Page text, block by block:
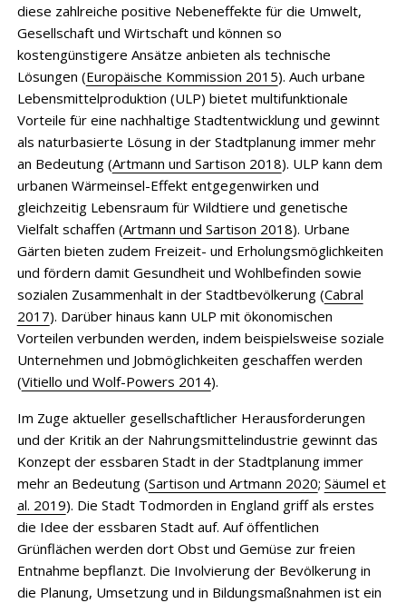
diese zahlreiche positive Nebeneffekte für die Umwelt,
Gesellschaft und Wirtschaft und können so
kostengünstigere Ansätze anbieten als technische
Lösungen (Europäische Kommission 2015). Auch urbane
Lebensmittelproduktion (ULP) bietet multifunktionale
Vorteile für eine nachhaltige Stadtentwicklung und gewinnt
als naturbasierte Lösung in der Stadtplanung immer mehr
an Bedeutung (Artmann und Sartison 2018). ULP kann dem
urbanen Wärmeinsel-Effekt entgegenwirken und
gleichzeitig Lebensraum für Wildtiere und genetische
Vielfalt schaffen (Artmann und Sartison 2018). Urbane
Gärten bieten zudem Freizeit- und Erholungsmöglichkeiten
und fördern damit Gesundheit und Wohlbefinden sowie
sozialen Zusammenhalt in der Stadtbevölkerung (Cabral
2017). Darüber hinaus kann ULP mit ökonomischen
Vorteilen verbunden werden, indem beispielsweise soziale
Unternehmen und Jobmöglichkeiten geschaffen werden
(Vitiello und Wolf-Powers 2014).
Im Zuge aktueller gesellschaftlicher Herausforderungen
und der Kritik an der Nahrungsmittelindustrie gewinnt das
Konzept der essbaren Stadt in der Stadtplanung immer
mehr an Bedeutung (Sartison und Artmann 2020; Säumel et
al. 2019). Die Stadt Todmorden in England griff als erstes
die Idee der essbaren Stadt auf. Auf öffentlichen
Grünflächen werden dort Obst und Gemüse zur freien
Entnahme bepflanzt. Die Involvierung der Bevölkerung in
die Planung, Umsetzung und in Bildungsmaßnahmen ist ein